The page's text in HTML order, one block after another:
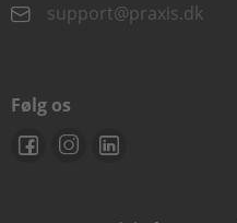
support@praxis.dk
Følg os